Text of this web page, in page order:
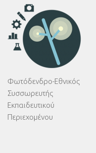
Φωτόδενδρο-Εθνικός
Συσσωρευτής
Εκπαιδευτικού
Περιεχομένου